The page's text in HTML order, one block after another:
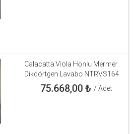
Calacatta Viola Honlu Mermer
Dikdörtgen Lavabo NTRVS164
75.668,00 ₺ / Adet